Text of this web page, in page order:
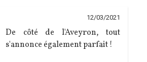
12/03/2021
De côté de l'Aveyron, tout
s'annonce également parfait !